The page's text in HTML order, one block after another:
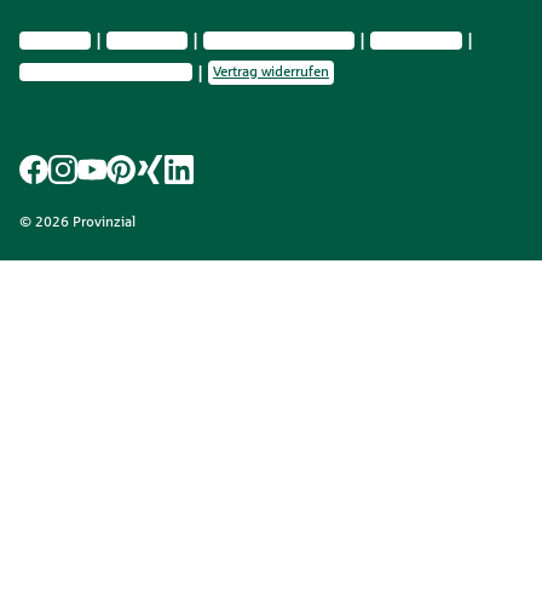
Impressum Datenschutz Vermittlerinformationen
Nachhaltig­keit
Privatsphäre-Einstellungen
Vertrag widerrufen